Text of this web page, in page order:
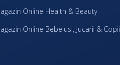
Online Health & Beauty
Online Bebelusi, Jucarii & Copii